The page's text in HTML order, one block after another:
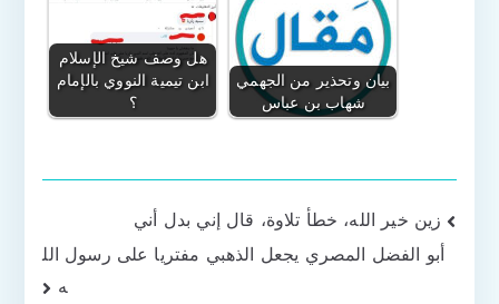
هل وصف شيخ الإسلام
ابن تيمية النووي بالإمام
؟
بيان وتحذير من الجهمي
شهاب بن عباس
تصفّح
المقالات
زين خير الله، خطأ تلاوة، قال إني بدل أني
أبو الفضل المصري يجعل الذهبي مفتريا على رسول الل
ه